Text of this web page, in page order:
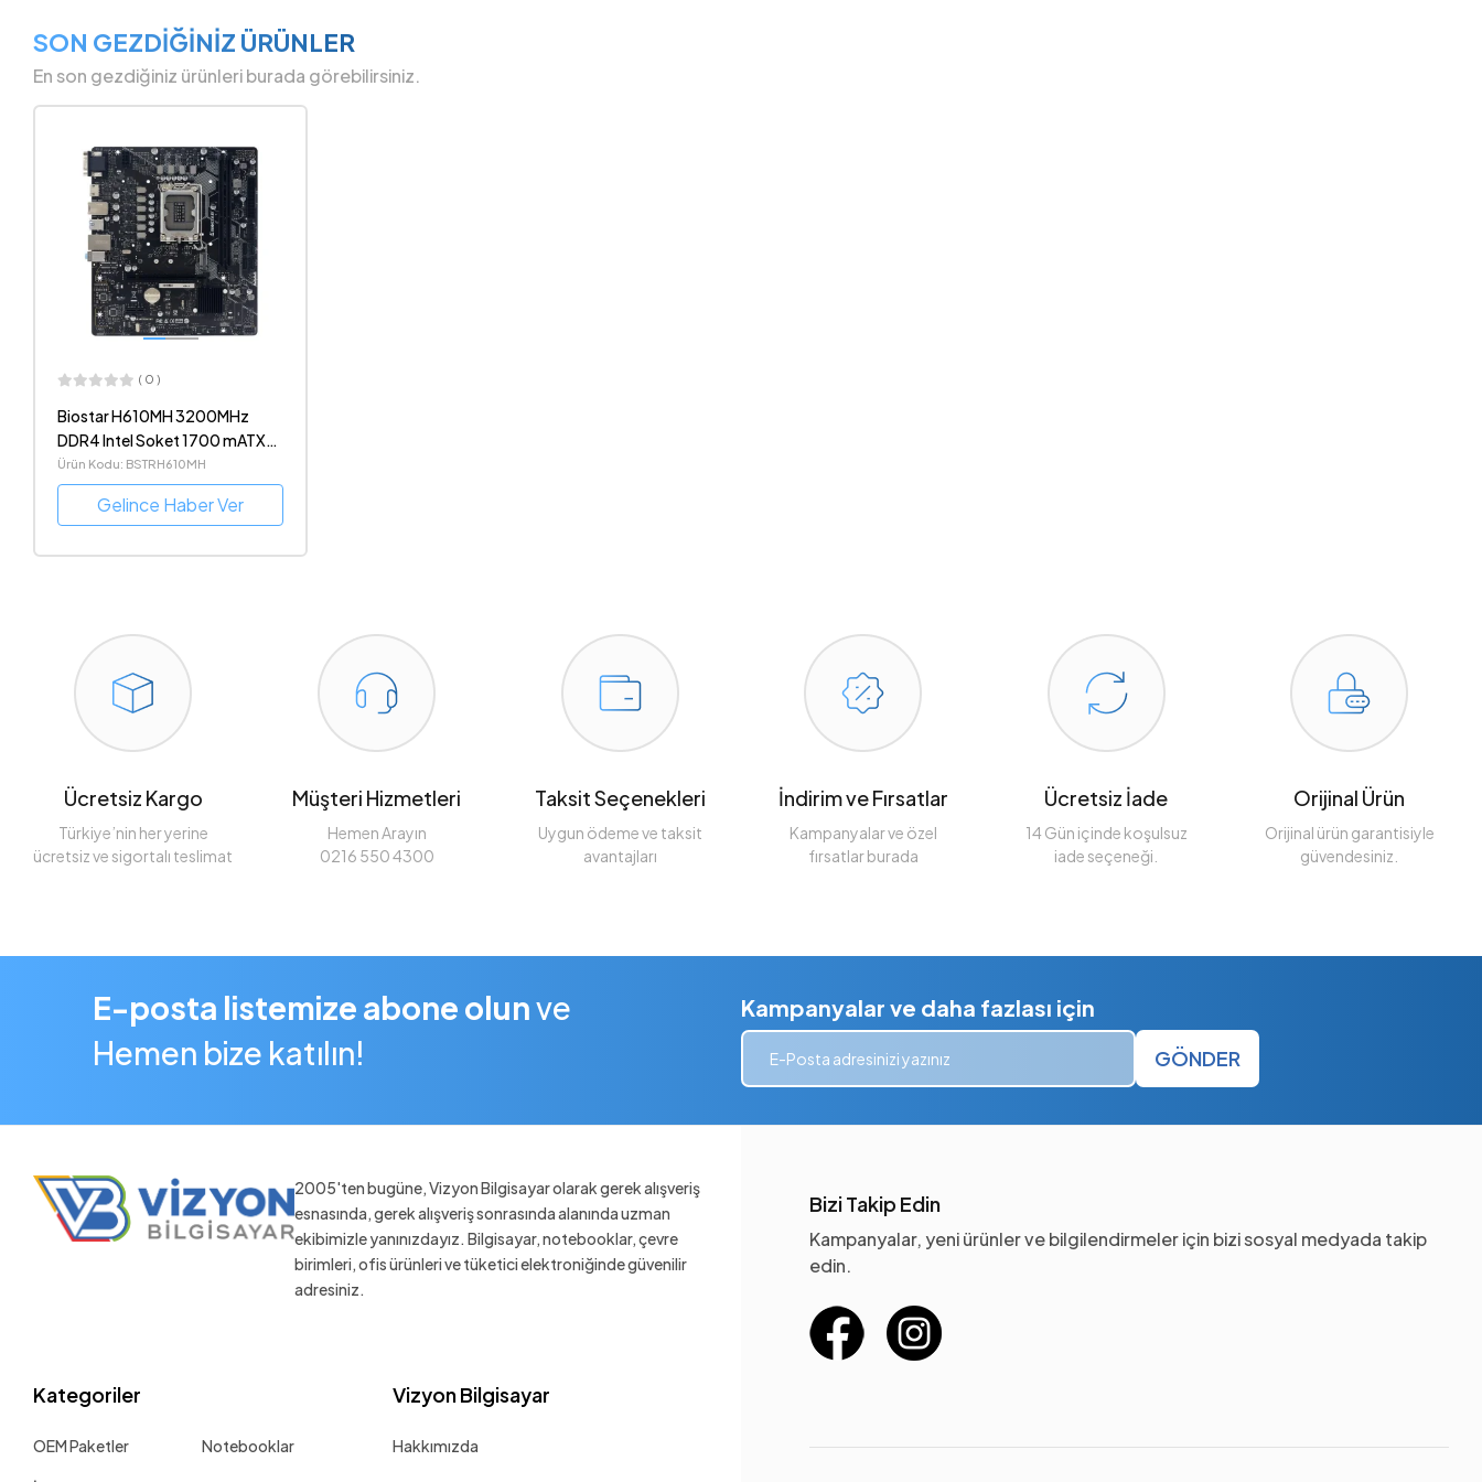
SON GEZDİĞİNİZ ÜRÜNLER
En son gezdiğiniz ürünleri burada görebilirsiniz.
( 0 )
Biostar H610MH 3200MHz
DDR4 Intel Soket 1700 mATX
Anakart
Ürün Kodu: BSTRH610MH
Gelince Haber Ver
Ücretsiz Kargo
Türkiye’nin her yerine
ücretsiz ve sigortalı teslimat
Müşteri Hizmetleri
Hemen Arayın
0216 550 4300
Taksit Seçenekleri
Uygun ödeme ve taksit
avantajları
İndirim ve Fırsatlar
Kampanyalar ve özel
fırsatlar burada
Ücretsiz İade
14 Gün içinde koşulsuz
iade seçeneği.
Orijinal Ürün
Orijinal ürün garantisiyle
güvendesiniz.
E-posta listemize abone olunve
Hemen bize katılın!
Kampanyalar ve daha fazlası için
GÖNDER
2005'ten bugüne, Vizyon Bilgisayar olarak gerek alışveriş
esnasında, gerek alışveriş sonrasında alanında uzman
ekibimizle yanınızdayız. Bilgisayar, notebooklar, çevre
birimleri, ofis ürünleri ve tüketici elektroniğinde güvenilir
adresiniz.
Kategoriler
OEM Paketler Notebooklar
Vizyon Bilgisayar
Hakkımızda
Bizi Takip Edin
Kampanyalar, yeni ürünler ve bilgilendirmeler için bizi sosyal medyada takip
edin.